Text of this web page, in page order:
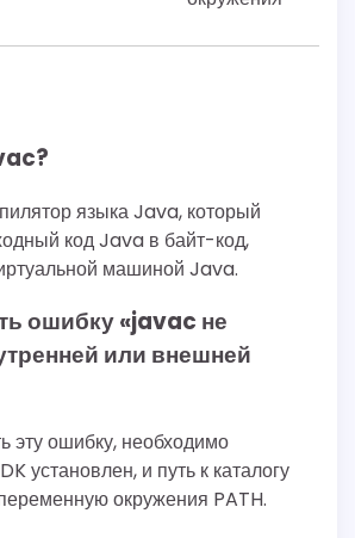
языка Java, который
код Java в байт-код,
машиной Java.
ошибку «javac не
или внешней
эту ошибку, необходимо
установлен, и путь к каталогу
окружения PATH.